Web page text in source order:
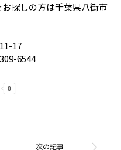
探しの方は千葉県八街市
17
6544